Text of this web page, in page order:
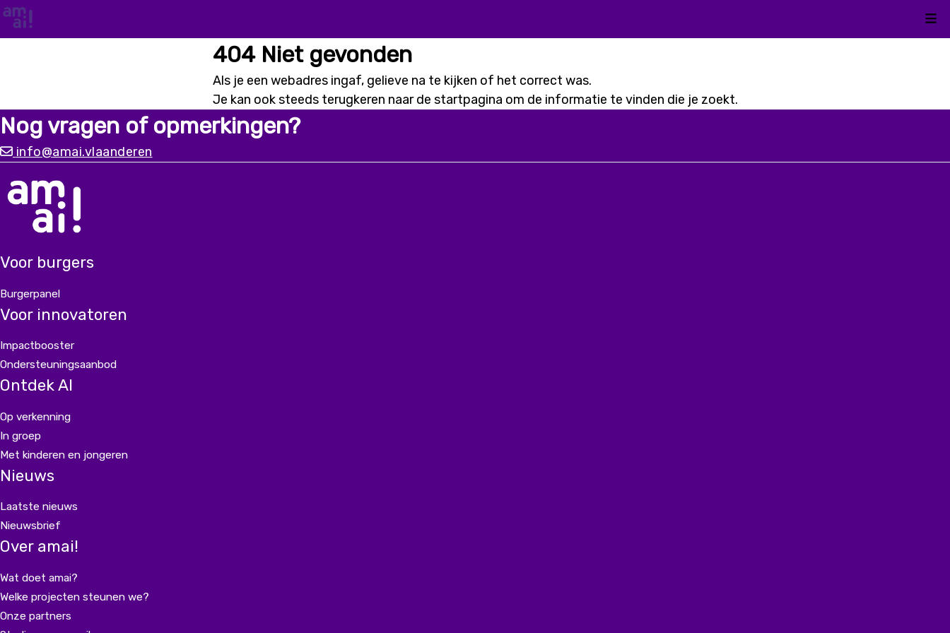
404 Niet gevonden
Als je een webadres ingaf, gelieve na te kijken of het correct was.
Je kan ook steeds terugkeren naar de startpagina om de informatie te vinden die je zoekt.
Nog vragen of opmerkingen?
info@amai.vlaanderen
Voor burgers
Burgerpanel
Voor innovatoren
Impactbooster
Ondersteuningsaanbod
Ontdek AI
Op verkenning
In groep
Met kinderen en jongeren
Nieuws
Laatste nieuws
Nieuwsbrief
Over amai!
Wat doet amai?
Welke projecten steunen we?
Onze partners